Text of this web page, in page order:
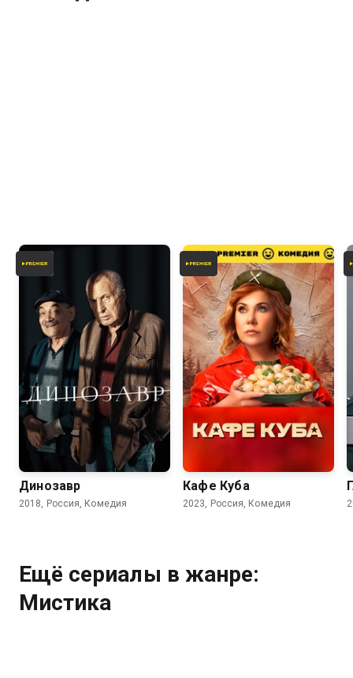
6.2
Динозавр
2018, Россия, Комедия
Кафе Куба
2023, Россия, Комедия
Ещё сериалы в жанре:
Мистика